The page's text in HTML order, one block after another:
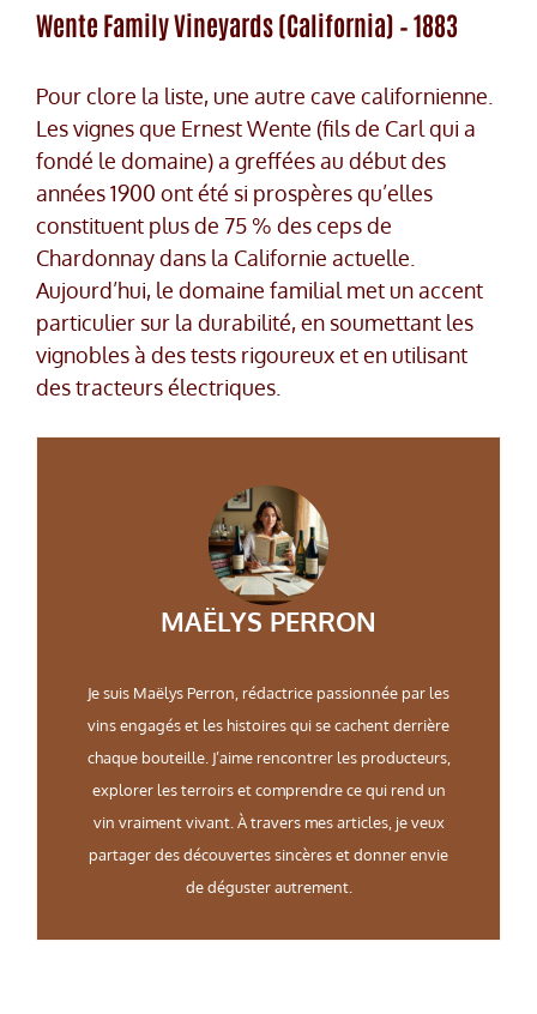
Wente Family Vineyards (California) – 1883
Pour clore la liste, une autre cave californienne.
Les vignes que Ernest Wente (fils de Carl qui a
fondé le domaine) a greffées au début des
années 1900 ont été si prospères qu’elles
constituent plus de 75 % des ceps de
Chardonnay dans la Californie actuelle.
Aujourd’hui, le domaine familial met un accent
particulier sur la durabilité, en soumettant les
vignobles à des tests rigoureux et en utilisant
des tracteurs électriques.
MAËLYS PERRON
Je suis Maëlys Perron, rédactrice passionnée par les
vins engagés et les histoires qui se cachent derrière
chaque bouteille. J’aime rencontrer les producteurs,
explorer les terroirs et comprendre ce qui rend un
vin vraiment vivant. À travers mes articles, je veux
partager des découvertes sincères et donner envie
de déguster autrement.